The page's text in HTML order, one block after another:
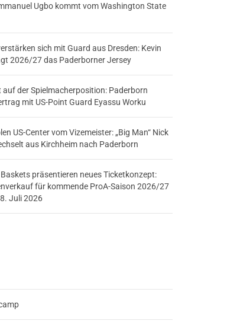
Ugbo kommt vom Washington State
sich mit Guard aus Dresden: Kevin
2026/27 das Paderborner Jersey
der Spielmacherposition: Paderborn
mit US-Point Guard Eyassu Worku
US-Center vom Vizemeister: „Big Man“ Nick
aus Kirchheim nach Paderborn
präsentieren neues Ticketkonzept:
für kommende ProA-Saison 2026/27
Juli 2026